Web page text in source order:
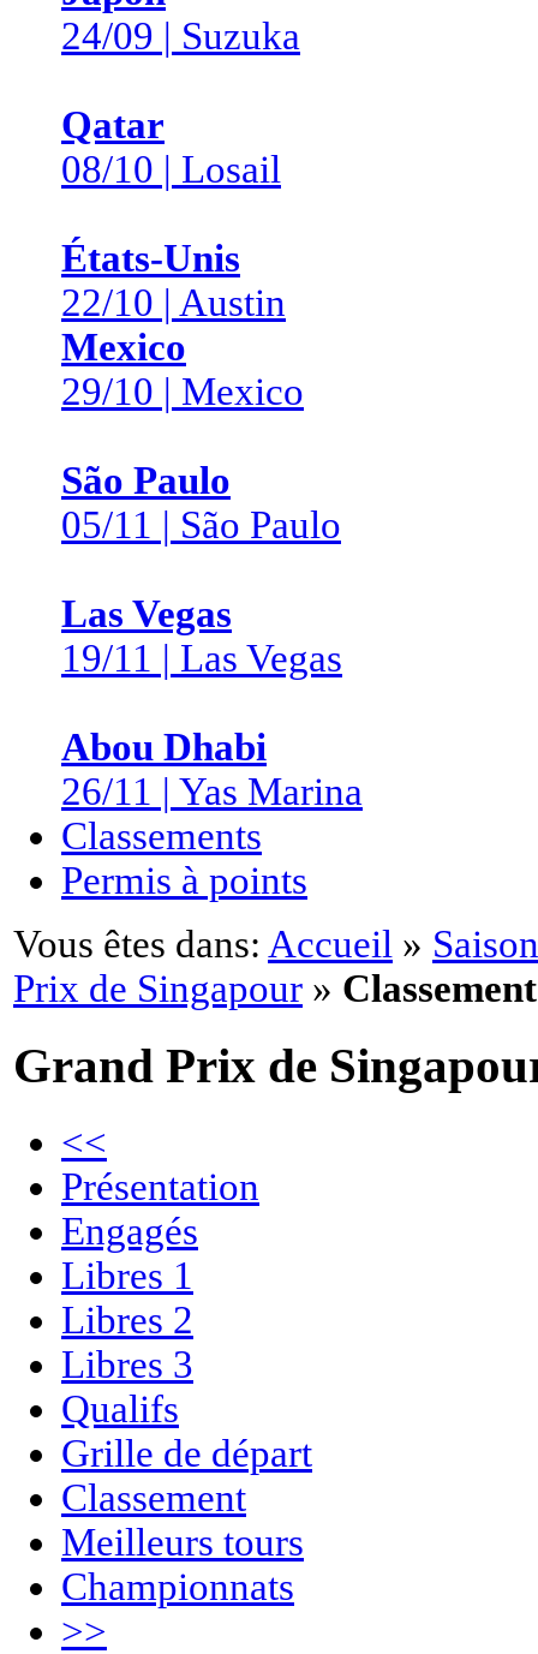
24/09 | Suzuka
Qatar
08/10 | Losail
États-Unis
22/10 | Austin
Mexico
29/10 | Mexico
São Paulo
05/11 | São Paulo
Las Vegas
19/11 | Las Vegas
Abou Dhabi
26/11 | Yas Marina
Classements
Permis à points
Vous êtes dans: Accueil »
Prix de Singapour » Classement
Grand Prix de
<<
Présentation
Engagés
Libres 1
Libres 2
Libres 3
Qualifs
Grille de départ
Classement
Meilleurs tours
Championnats
>>